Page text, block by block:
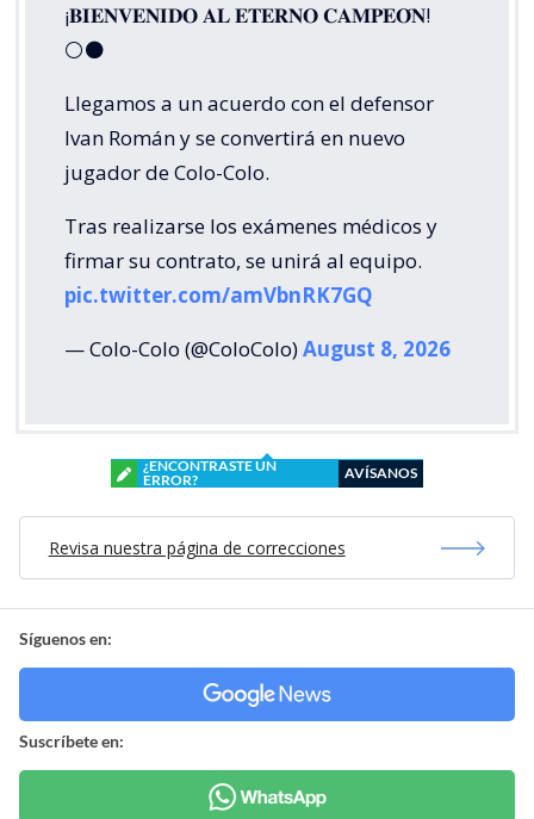
¡𝐁𝐈𝐄𝐍𝐕𝐄𝐍𝐈𝐃𝐎 𝐀𝐋 𝐄𝐓𝐄𝐑𝐍𝐎 𝐂𝐀𝐌𝐏𝐄𝐎́𝐍!
⚪⚫
Llegamos a un acuerdo con el defensor
Ivan Román y se convertirá en nuevo
jugador de Colo-Colo.
Tras realizarse los exámenes médicos y
firmar su contrato, se unirá al equipo.
pic.twitter.com/amVbnRK7GQ
— Colo-Colo (@ColoColo)August 8, 2026
¿ENCONTRASTE UN
ERROR?
AVÍSANOS
Revisa nuestra página de correcciones
Síguenos en:
Suscríbete en: